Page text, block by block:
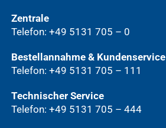
Zentrale
Telefon: +49 5131 705 – 0
Bestellannahme & Kundenservice
Telefon: +49 5131 705 – 111
Technischer Service
Telefon: +49 5131 705 – 444